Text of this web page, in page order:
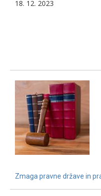
18. 12. 2023
Zmaga pravne države in